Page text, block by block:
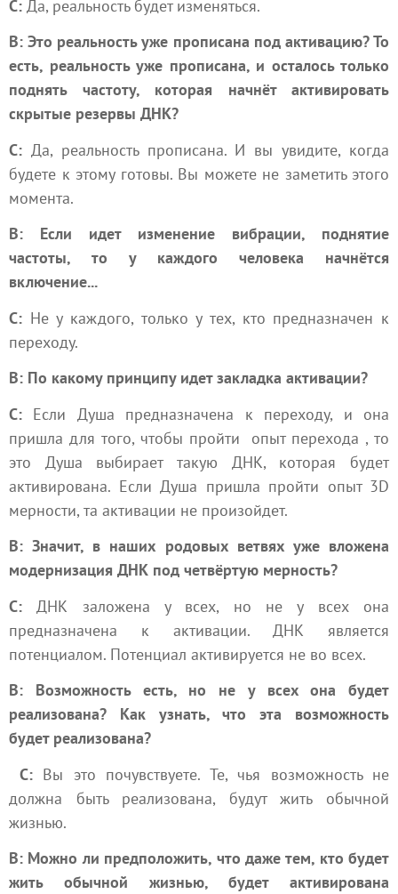
С: Да, реальность будет изменяться.
В: Это реальность уже прописана под активацию? То
есть, реальность уже прописана, и осталось только
поднять частоту, которая начнёт активировать
скрытые резервы ДНК?
С: Да, реальность прописана. И вы увидите, когда
будете к этому готовы. Вы можете не заметить этого
момента.
В: Если идет изменение вибрации, поднятие
частоты, то у каждого человека начнётся
включение...
С: Не у каждого, только у тех, кто предназначен к
переходу.
В: По какому принципу идет закладка активации?
С: Если Душа предназначена к переходу, и она
пришла для того, чтобы пройти опыт перехода , то
это Душа выбирает такую ДНК, которая будет
активирована. Если Душа пришла пройти опыт 3D
мерности, та активации не произойдет.
В: Значит, в наших родовых ветвях уже вложена
модернизация ДНК под четвёртую мерность?
С: ДНК заложена у всех, но не у всех она
предназначена к активации. ДНК является
потенциалом. Потенциал активируется не во всех.
В: Возможность есть, но не у всех она будет
реализована? Как узнать, что эта возможность
будет реализована?
С:Вы это почувствуете. Те, чья возможность не
должна быть реализована, будут жить обычной
жизнью.
В: Можно ли предположить, что даже тем, кто будет
жить обычной жизнью, будет активирована